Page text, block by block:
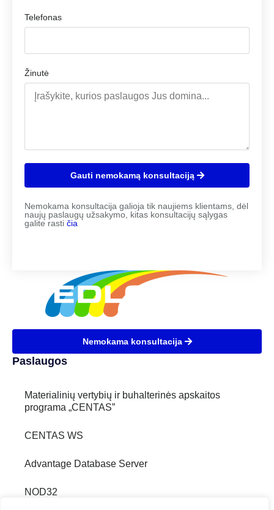
Telefonas
Žinutė
Gauti nemokamą konsultaciją
Nemokama konsultacija galioja tik naujiems klientams, dėl
naujų paslaugų užsakymo, kitas konsultacijų sąlygas
galite rasti čia
Paslaugos
Materialinių vertybių ir buhalterinės apskaitos
programa „CENTAS”
CENTAS WS
Advantage Database Server
NOD32
Nemokama konsultacija